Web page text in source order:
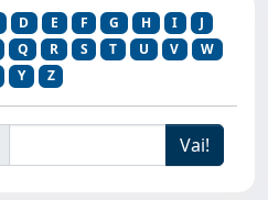
D E F G H I
J
Q R S T U V
W
Y Z